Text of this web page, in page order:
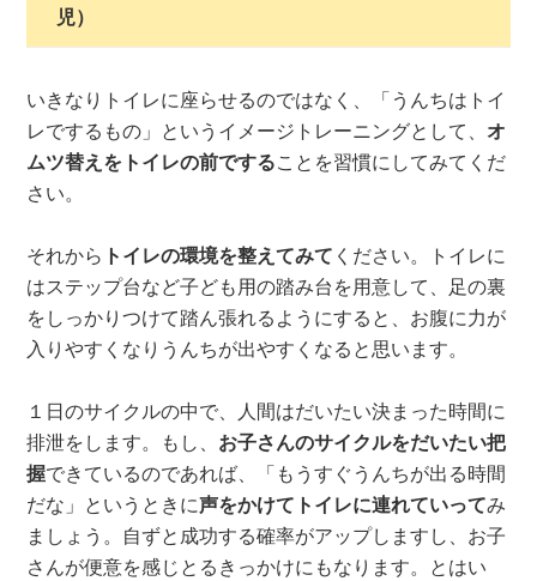
児）
いきなりトイレに座らせるのではなく、「うんちはトイ
レでするもの」というイメージトレーニングとして、 オ
ムツ替えをトイレの前ですることを習慣にしてみてくだ
さい。
それから トイレの環境を整えてみて ください。トイレに
はステップ台など子ども用の踏み台を用意して、足の裏
をしっかりつけて踏ん張れるようにすると、お腹に力が
入りやすくなりうんちが出やすくなると思います。
１日のサイクルの中で、人間はだいたい決まった時間に
排泄をします。もし、 お子さんのサイクルをだいたい把
握できているのであれば、「もうすぐうんちが出る時間
だな」というときに声をかけてトイレに連れていってみ
ましょう。自ずと成功する確率がアップしますし、お子
さんが便意を感じとるきっかけにもなります。とはい